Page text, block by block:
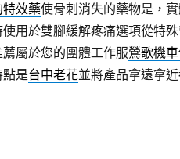
效藥使骨刺消失的藥物是，
用於雙腳緩解疼痛選項從特
屬於您的團體工作服鶯歌機
是台中老花並將產品拿遠拿近